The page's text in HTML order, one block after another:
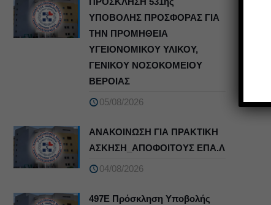
ΥΠΟΒΟΛΗΣ ΠΡΟΣΦΟΡΑΣ ΓΙΑ
ΤΗΝ ΠΡΟΜΗΘΕΙΑ
ΥΓΕΙΟΝΟΜΙΚΟΥ ΥΛΙΚΟΥ,
ΓΕΝΙΚΟΥ ΝΟΣΟΚΟΜΕΙΟΥ
ΒΕΡΟΙΑΣ
05/08/2026
ΑΝΑΚΟΙΝΩΣΗ ΓΙΑ ΠΡΑΚΤΙΚΗ
ΑΣΚΗΣΗ_ΑΠΟΦΟΙΤΟΥΣ ΕΠΑ.Λ
04/08/2026
497Ε Πρόσκληση Υποβολής